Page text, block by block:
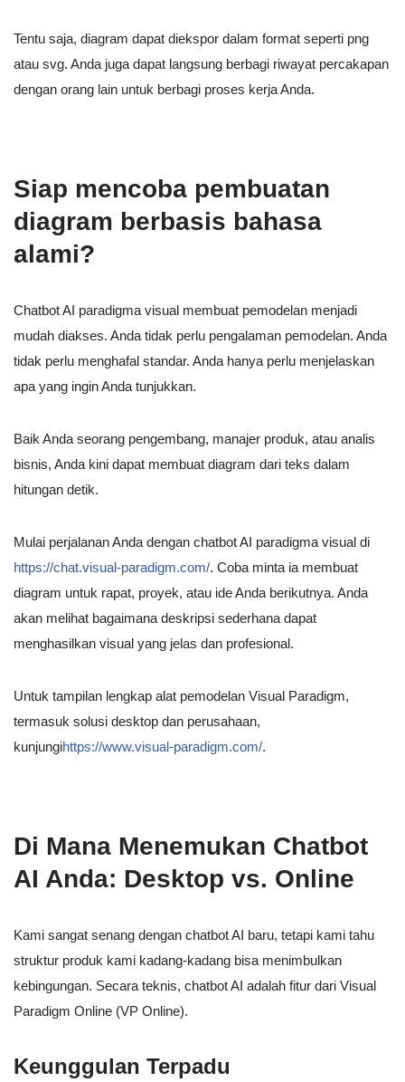
Tentu saja, diagram dapat diekspor dalam format seperti png
atau svg. Anda juga dapat langsung berbagi riwayat percakapan
dengan orang lain untuk berbagi proses kerja Anda.
Siap mencoba pembuatan
diagram berbasis bahasa
alami?
Chatbot AI paradigma visual membuat pemodelan menjadi
mudah diakses. Anda tidak perlu pengalaman pemodelan. Anda
tidak perlu menghafal standar. Anda hanya perlu menjelaskan
apa yang ingin Anda tunjukkan.
Baik Anda seorang pengembang, manajer produk, atau analis
bisnis, Anda kini dapat membuat diagram dari teks dalam
hitungan detik.
Mulai perjalanan Anda dengan chatbot AI paradigma visual di
https://chat.visual-paradigm.com/. Coba minta ia membuat
diagram untuk rapat, proyek, atau ide Anda berikutnya. Anda
akan melihat bagaimana deskripsi sederhana dapat
menghasilkan visual yang jelas dan profesional.
Untuk tampilan lengkap alat pemodelan Visual Paradigm,
termasuk solusi desktop dan perusahaan,
kunjungihttps://www.visual-paradigm.com/.
Di Mana Menemukan Chatbot
AI Anda: Desktop vs. Online
Kami sangat senang dengan chatbot AI baru, tetapi kami tahu
struktur produk kami kadang-kadang bisa menimbulkan
kebingungan. Secara teknis, chatbot AI adalah fitur dari Visual
Paradigm Online (VP Online).
Keunggulan Terpadu